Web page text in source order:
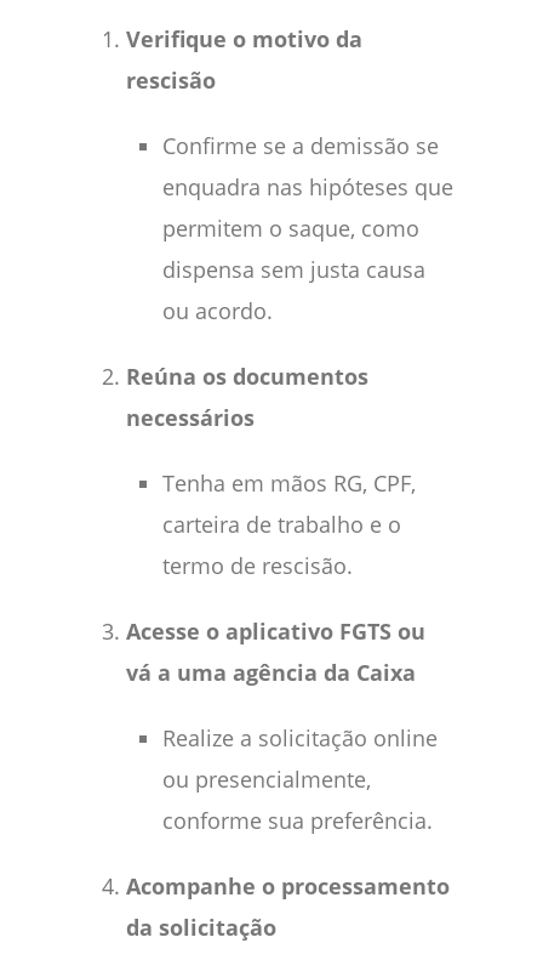
Verifique o motivo da
rescisão
Confirme se a demissão se
enquadra nas hipóteses que
permitem o saque, como
dispensa sem justa causa
ou acordo.
Reúna os documentos
necessários
Tenha em mãos RG, CPF,
carteira de trabalho e o
termo de rescisão.
Acesse o aplicativo FGTS ou
vá a uma agência da Caixa
Realize a solicitação online
ou presencialmente,
conforme sua preferência.
Acompanhe o processamento
da solicitação